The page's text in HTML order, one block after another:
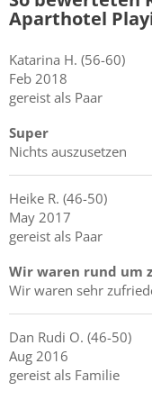
Aparthotel
Katarina H. (56-60)
Feb 2018
gereist als Paar
Super
Nichts auszusetzen
Heike R. (46-50)
May 2017
gereist als Paar
Wir waren rund um
Wir waren sehr
Dan Rudi O. (46-50)
Aug 2016
gereist als Familie